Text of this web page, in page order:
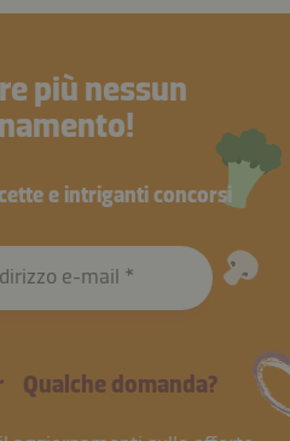
più nessun
e intriganti concorsi
e-mail
Qualche domanda?